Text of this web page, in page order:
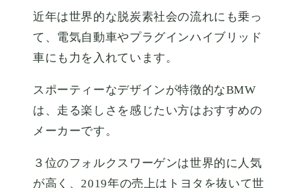
近年は世界的な脱炭素社会の流れにも乗っ
て、電気自動車やプラグインハイブリッド
車にも力を入れています。
スポーティーなデザインが特徴的なBMW
は、走る楽しさを感じたい方はおすすめの
メーカーです。
３位のフォルクスワーゲンは世界的に人気
が高く、2019年の売上はトヨタを抜いて世